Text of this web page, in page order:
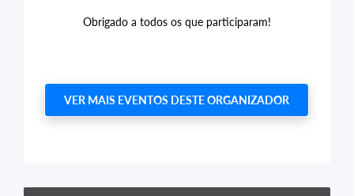
Obrigado a todos os que participaram!
VER MAIS EVENTOS DESTE ORGANIZADOR